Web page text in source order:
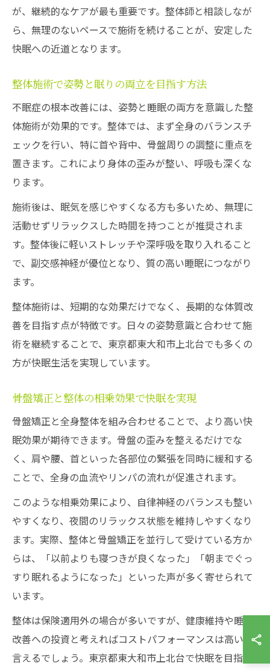
が、継続的なケアが最も重要です。整体師と相談しなが
ら、無理のないペースで施術を続けることが、安定した
快眠への近道となります。
整体施術で姿勢と眠りの両立を目指す方法
不眠症の根本改善には、姿勢と睡眠の両方を意識した整
体施術が効果的です。整体では、まず全身のバランスチ
ェックを行い、特に首や背中、骨盤周りの調整に重点を
置きます。これにより身体の歪みが整い、呼吸も深くな
ります。
施術後は、眠気を感じやすくなる方も多いため、無理に
活動せずリラックスした時間を持つことが推奨されま
す。整体後に軽いストレッチや深呼吸を取り入れること
で、副交感神経が優位となり、質の高い睡眠につながり
ます。
整体施術は、短期的な効果だけでなく、長期的な体質改
善を目指す点が特徴です。日々の姿勢意識と合わせて施
術を継続することで、東京都東大和市上北台でも多くの
方が快眠生活を実現しています。
骨盤矯正と整体の相乗効果で快眠を実現
骨盤矯正と全身整体を組み合わせることで、より高い快
眠効果が期待できます。骨盤の歪みを整えるだけでな
く、肩や腰、首といった各部位の緊張を同時に緩和する
ことで、全身の血流やリンパの流れが促進されます。
このような相乗効果により、自律神経のバランスも整い
やすくなり、夜間のリラックス状態を維持しやすくなり
ます。実際、整体と骨盤矯正を並行して受けている方か
らは、「以前よりも寝つきが良くなった」「朝までぐっ
すり眠れるようになった」といった声が多く寄せられて
います。
整体は保険適用外の場合が多いですが、健康維持や睡眠
改善への投資と考えればコストパフォーマンスは高いと
言えるでしょう。東京都東大和市上北台で快眠を目指す